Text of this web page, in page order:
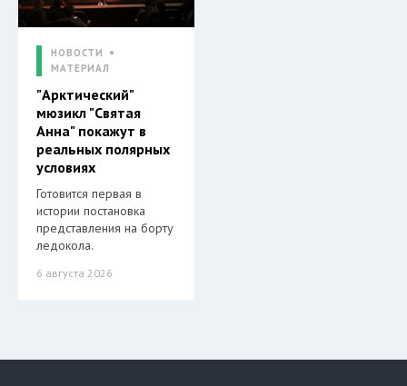
НОВОСТИ
МАТЕРИАЛ
"Арктический"
мюзикл "Святая
Анна" покажут в
реальных полярных
условиях
Готовится первая в
истории постановка
представления на борту
ледокола.
6 августа 2026